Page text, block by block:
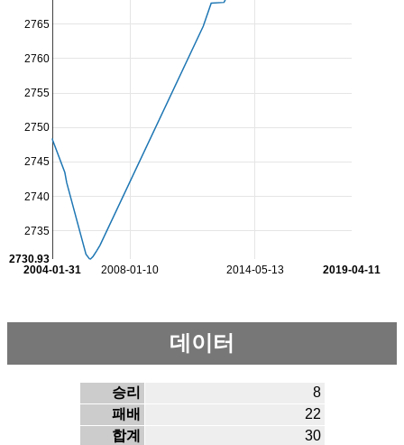
2008-01-10 2014-05-13
2004-01-31 2019-04-11
2735
2740
2745
2750
2755
2760
2765
2730.93
데이터
승리
8
패배
22
합계
30